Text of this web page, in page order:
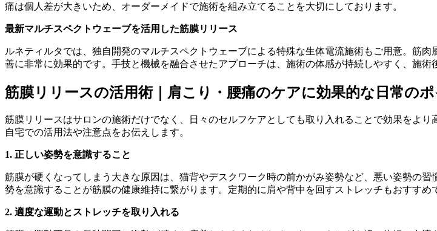
痛は個人差が大きいため、オーダーメイドで施術を組み立てることを大切にしております。
最新マルチスペクトウェーブを活用した筋膜リリース
ルネティルタでは、独自開発のマルチスペクトウェーブによる特殊な生体電流施術もご用意。筋
善に非常に効果的です。手技と機械を融合させたアプローチは、施術の体感が持続しやすく、施術
筋膜リリースの活用術｜肩こり・腰痛のケアに効果的な日常のポ
筋膜リリースはサロンの施術だけでなく、日々のセルフケアとしても取り入れることで効果をよ
自宅での活用法や注意点をお伝えします。
1. 正しい姿勢を意識すること
筋膜が硬くなってしまう大きな原因は、猫背やデスクワーク時の前かがみ姿勢など、悪い姿勢の
勢を意識することが筋膜の健康維持に繋がります。定期的に肩や背中を回すストレッチもおすすめ
2. 適度な運動とストレッチを取り入れる